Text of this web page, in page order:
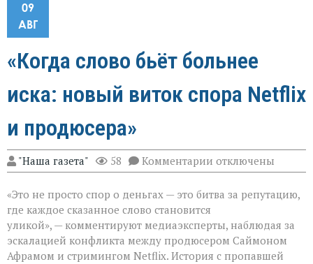
09
АВГ
«Когда слово бьёт больнее
иска: новый виток спора Netflix
и продюсера»
"Наша газета" 58 Комментарии к
записи
слово
больнее
иска:
новый
виток
отключены
«Это не просто спор о деньгах — это битва за репутацию,
где каждое сказанное слово становится
уликой», — комментируют медиаэксперты, наблюдая за
эскалацией конфликта между продюсером Саймоном
Афрамом и стримингом Netflix. История с пропавшей